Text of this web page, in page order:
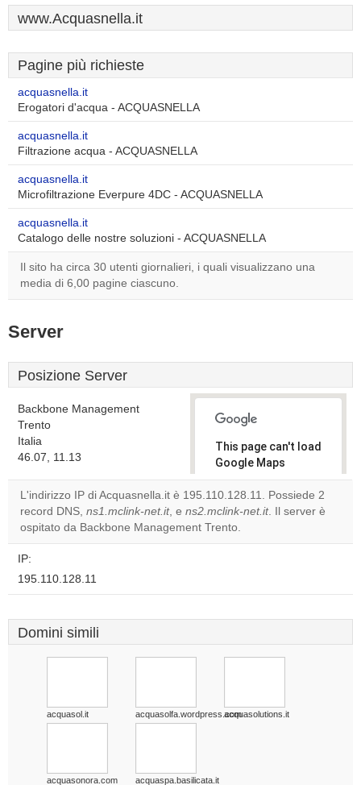
www.Acquasnella.it
Pagine più richieste
acquasnella.it
Erogatori d'acqua - ACQUASNELLA
acquasnella.it
Filtrazione acqua - ACQUASNELLA
acquasnella.it
Microfiltrazione Everpure 4DC - ACQUASNELLA
acquasnella.it
Catalogo delle nostre soluzioni - ACQUASNELLA
Il sito ha circa 30 utenti giornalieri, i quali visualizzano una
media di 6,00 pagine ciascuno.
Server
Posizione Server
Backbone Management
Trento
Italia
46.07, 11.13
This page can't load
Google Maps
correctly.
Do you
own this
L'indirizzo IP di Acquasnella.it è 195.110.128.11. Possiede 2
record DNS, ns1.mclink-net.it, e ns2.mclink-net.it. Il server è
ospitato da Backbone Management Trento.
IP:
195.110.128.11
Domini simili
acquasol.it acquasolfa.wordpress.comacquasolutions.it
acquasonora.com acquaspa.basilicata.it